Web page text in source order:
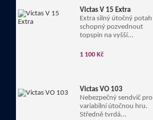
Victas V 15 Extra
Extra silný útočný potah
schopný pozvednout
topspin na vyšší...
1 100 Kč
Victas VO 103
Nebezpečný sendvič pro
variabilní útočnou hru.
Středně tvrdá...